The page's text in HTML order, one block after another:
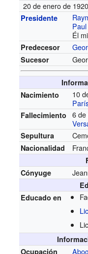
20 de enero de
Presidente
Él
Predecesor
Sucesor
Nacimiento
10
Fallecimiento
6
Sepultura
Nacionalidad
Cónyuge
Educado en
Ocupación